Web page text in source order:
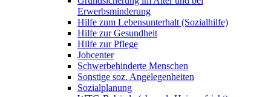
Erwerbsminderung
Hilfe zum Lebensunterhalt (Sozialhilfe)
Hilfe zur Gesundheit
Hilfe zur Pflege
Jobcenter
Schwerbehinderte Menschen
Sonstige soz. Angelegenheiten
Sozialplanung